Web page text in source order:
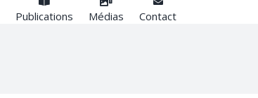
Publications Médias Contact